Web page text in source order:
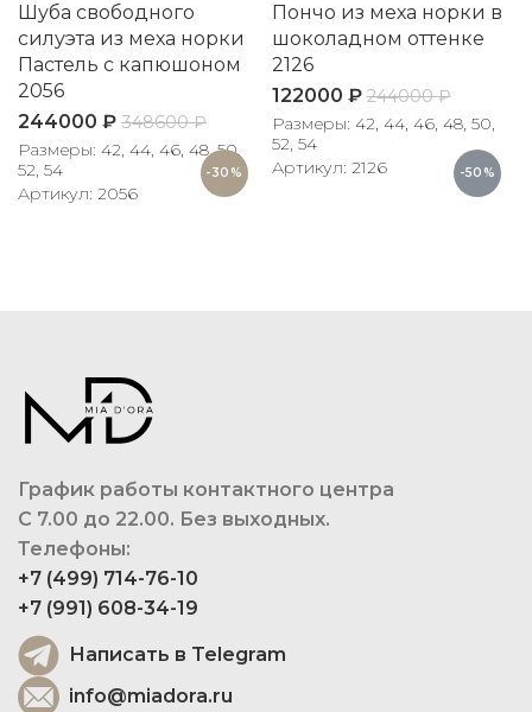
-30%
Шуба свободного
силуэта из меха норки
Пастель с капюшоном
2056
244000 ₽ 348600₽
Размеры: 42, 44, 46, 48, 50,
52, 54
Артикул: 2056
-50%
Пончо из меха норки в
шоколадном оттенке
2126
122000 ₽ 244000₽
Размеры: 42, 44, 46, 48, 50,
52, 54
Артикул: 2126
График работы контактного центра
С 7.00 до 22.00. Без выходных.
Телефоны:
+7 (499) 714-76-10
+7 (991) 608-34-19
Написать в Telegram
info@miadora.ru